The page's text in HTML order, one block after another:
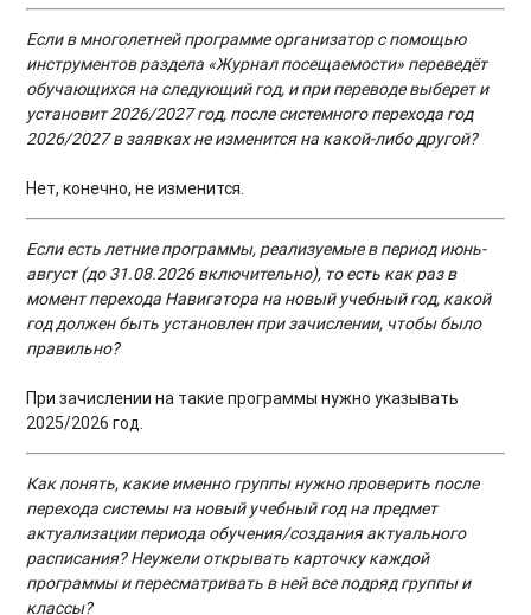
Если в многолетней программе организатор с помощью
инструментов раздела «Журнал посещаемости» переведёт
обучающихся на следующий год, и при переводе выберет и
установит 2026/2027 год, после системного перехода год
2026/2027 в заявках не изменится на какой-либо другой?
Нет, конечно, не изменится.
Если есть летние программы, реализуемые в период июнь-
август (до 31.08.2026 включительно), то есть как раз в
момент перехода Навигатора на новый учебный год, какой
год должен быть установлен при зачислении, чтобы было
правильно?
При зачислении на такие программы нужно указывать
2025/2026 год.
Как понять, какие именно группы нужно проверить после
перехода системы на новый учебный год на предмет
актуализации периода обучения/создания актуального
расписания? Неужели открывать карточку каждой
программы и пересматривать в ней все подряд группы и
классы?